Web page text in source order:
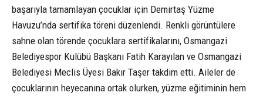
başarıyla tamamlayan çocuklar için Demirtaş Yüzme
Havuzu’nda sertifika töreni düzenlendi. Renkli görüntülere
sahne olan törende çocuklara sertifikalarını, Osmangazi
Belediyespor Kulübü Başkanı Fatih Karayılan ve Osmangazi
Belediyesi Meclis Üyesi Bakır Taşer takdim etti. Aileler de
çocuklarının heyecanına ortak olurken, yüzme eğitiminin hem